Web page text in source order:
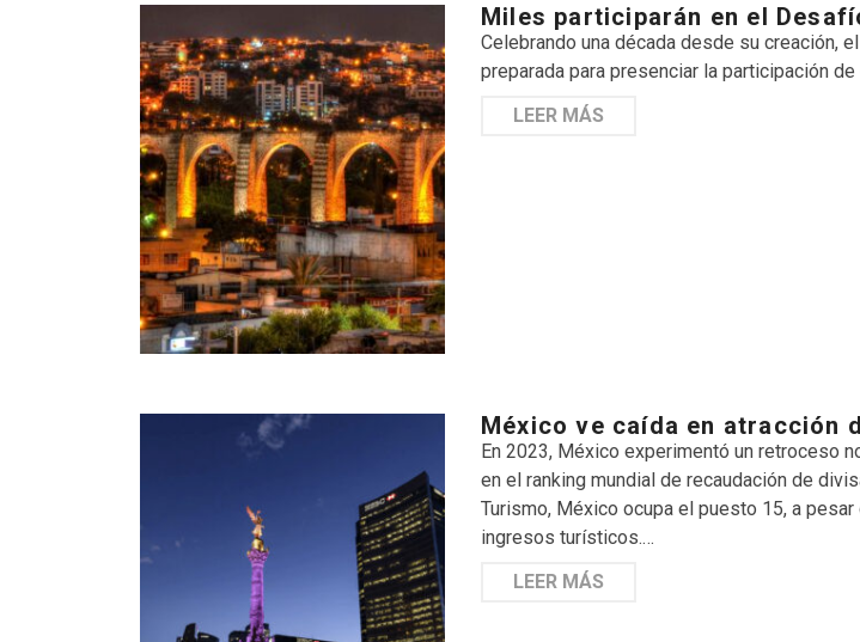
Miles participarán en el
Celebrando una década desde su creación,
preparada para presenciar la participación
LEER MÁS
México ve caída en atracción
En 2023, México experimentó un retroceso
en el ranking mundial de recaudación de
Turismo, México ocupa el puesto 15, a
ingresos turísticos.…
LEER MÁS